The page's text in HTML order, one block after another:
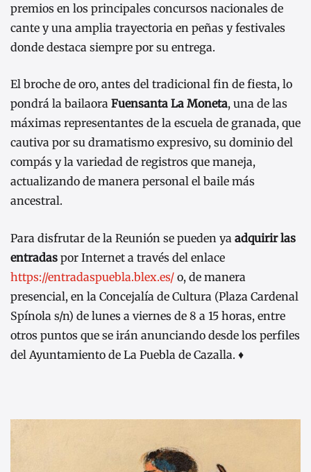
premios en los principales concursos nacionales de
cante y una amplia trayectoria en peñas y festivales
donde destaca siempre por su entrega.
El broche de oro, antes del tradicional fin de fiesta, lo
pondrá la bailaora Fuensanta La Moneta, una de las
máximas representantes de la escuela de granada, que
cautiva por su dramatismo expresivo, su dominio del
compás y la variedad de registros que maneja,
actualizando de manera personal el baile más
ancestral.
Para disfrutar de la Reunión se pueden ya adquirir las
entradas por Internet a través del enlace
https://entradaspuebla.blex.es/ o, de manera
presencial, en la Concejalía de Cultura (Plaza Cardenal
Spínola s/n) de lunes a viernes de 8 a 15 horas, entre
otros puntos que se irán anunciando desde los perfiles
del Ayuntamiento de La Puebla de Cazalla. ♦